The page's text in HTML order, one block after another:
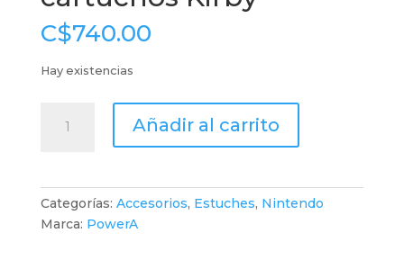
C$740.00
Hay existencias
cantidad
Añadir al carrito
Categorías: Accesorios, Estuches, Nintendo
Marca: PowerA